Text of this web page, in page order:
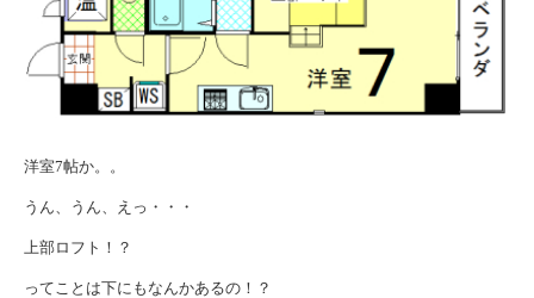
洋室7帖か。。
うん、うん、えっ・・・
上部ロフト！？
ってことは下にもなんかあるの！？